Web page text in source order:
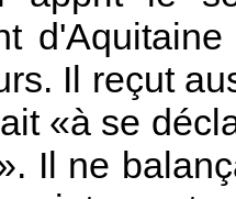
Il reçut
«à se
Il ne